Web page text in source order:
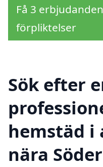
Få 3
förpliktelser
Sök efter
hemstäd i
nära